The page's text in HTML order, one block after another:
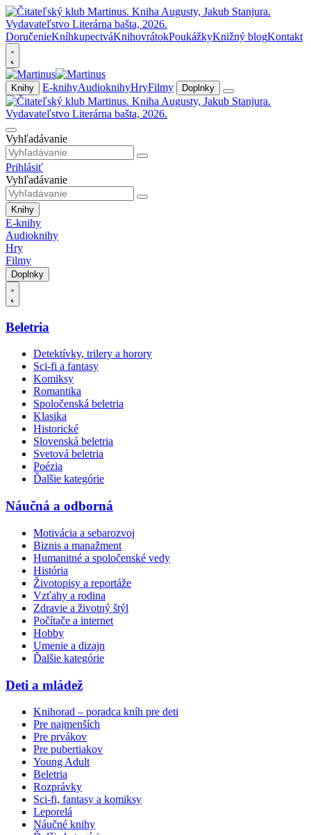
DoručenieKníhkupectváKnihovrátokPoukážkyKnižný blogKontakt
Knihy E-knihyAudioknihyHryFilmy Doplnky
Vyhľadávanie
Prihlásiť
Vyhľadávanie
Knihy
E-knihy
Audioknihy
Hry
Filmy
Doplnky
Beletria
Detektívky, trilery a horory
Sci-fi a fantasy
Komiksy
Romantika
Spoločenská beletria
Klasika
Historické
Slovenská beletria
Svetová beletria
Poézia
Ďalšie kategórie
Náučná a odborná
Motivácia a sebarozvoj
Biznis a manažment
Humanitné a spoločenské vedy
História
Životopisy a reportáže
Vzťahy a rodina
Zdravie a životný štýl
Počítače a internet
Hobby
Umenie a dizajn
Ďalšie kategórie
Deti a mládež
Knihorad – poradca kníh pre deti
Pre najmenších
Pre prvákov
Pre pubertiakov
Young Adult
Beletria
Rozprávky
Sci-fi, fantasy a komiksy
Leporelá
Náučné knihy